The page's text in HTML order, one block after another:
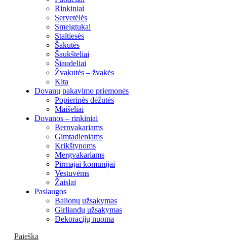
Rinkiniai
Servetėlės
Smeigtukai
Staltiesės
Šakutės
Šaukšteliai
Šiaudeliai
Žvakutės – žvakės
Kita
Dovanų pakavimo priemonės
Popierinės dėžutės
Maišeliai
Dovanos – rinkiniai
Bernvakariams
Gimtadieniams
Krikštynoms
Mergvakariams
Pirmajai komunijai
Vestuvėms
Žaislai
Paslaugos
Balionų užsakymas
Girliandų užsakymas
Dekoracijų nuoma
Paieška